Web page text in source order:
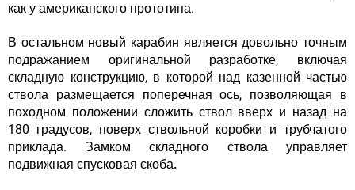
как у американского прототипа.
В остальном новый карабин является довольно точным
подражанием оригинальной разработке, включая
складную конструкцию, в которой над казенной частью
ствола размещается поперечная ось, позволяющая в
походном положении сложить ствол вверх и назад на
180 градусов, поверх ствольной коробки и трубчатого
приклада. Замком складного ствола управляет
подвижная спусковая скоба.